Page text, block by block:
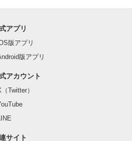
アプリ
版アプリ
版アプリ
アカウント
Twitter）
LINE
サイト